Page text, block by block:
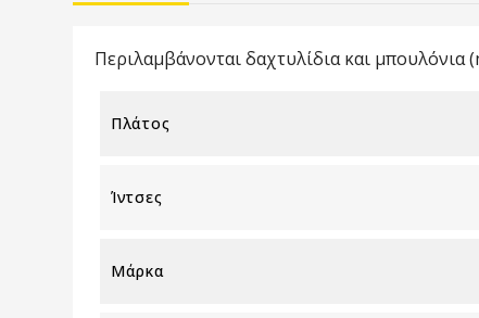
Περιλαμβάνονται δαχτυλίδια και μπουλόνια
Πλάτος
Ίντσες
Μάρκα